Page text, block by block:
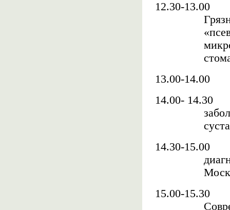
12.30-13.00
13.00-14.00
14.00- 14.30
14.30-15.00
15.00-15.30